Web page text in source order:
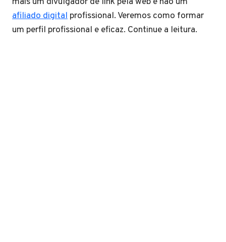
afiliado digital profissional. Veremos como formar
um perfil profissional e eficaz. Continue a leitura.